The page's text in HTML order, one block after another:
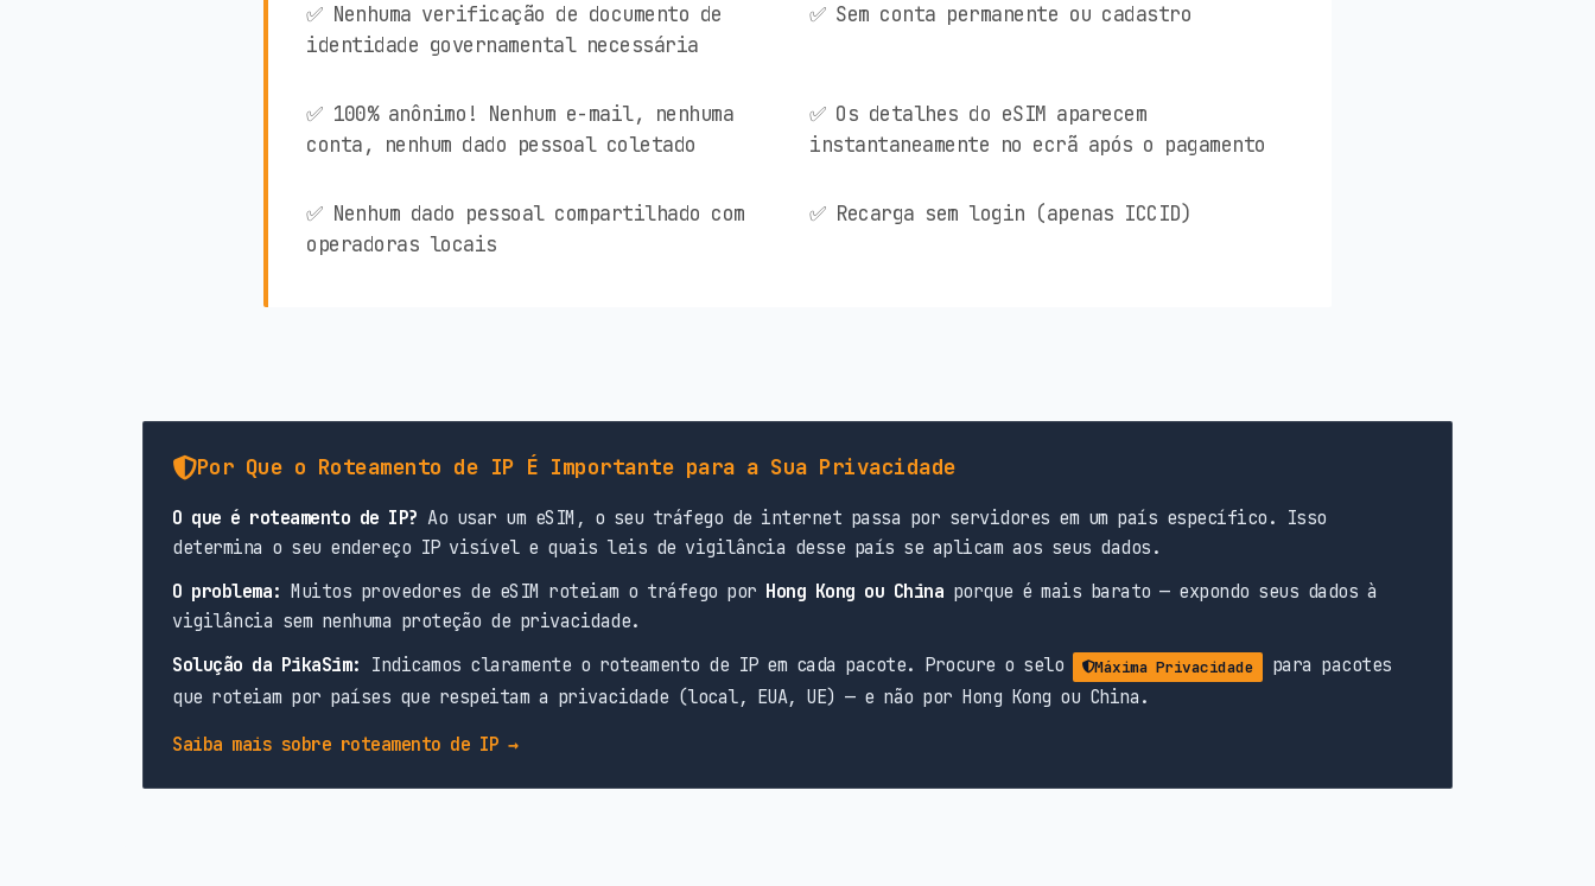
✅ Nenhuma verificação de documento de
identidade governamental necessária
✅ Sem conta permanente ou cadastro
✅ 100% anônimo! Nenhum e-mail, nenhuma
conta, nenhum dado pessoal coletado
✅ Os detalhes do eSIM aparecem
instantaneamente no ecrã após o pagamento
✅ Nenhum dado pessoal compartilhado com
operadoras locais
✅ Recarga sem login (apenas ICCID)
Por Que o Roteamento de IP É Importante para a Sua Privacidade
O que é roteamento de IP? Ao usar um eSIM, o seu tráfego de internet passa por servidores em um país específico. Isso
determina o seu endereço IP visível e quais leis de vigilância desse país se aplicam aos seus dados.
O problema: Muitos provedores de eSIM roteiam o tráfego por Hong Kong ou China porque é mais barato — expondo seus dados à
vigilância sem nenhuma proteção de privacidade.
Solução da PikaSim: Indicamos claramente o roteamento de IP em cada pacote. Procure o selo Máxima Privacidade
para pacotes
que roteiam por países que respeitam a privacidade (local, EUA, UE) — e não por Hong Kong ou China.
Saiba mais sobre roteamento de IP →